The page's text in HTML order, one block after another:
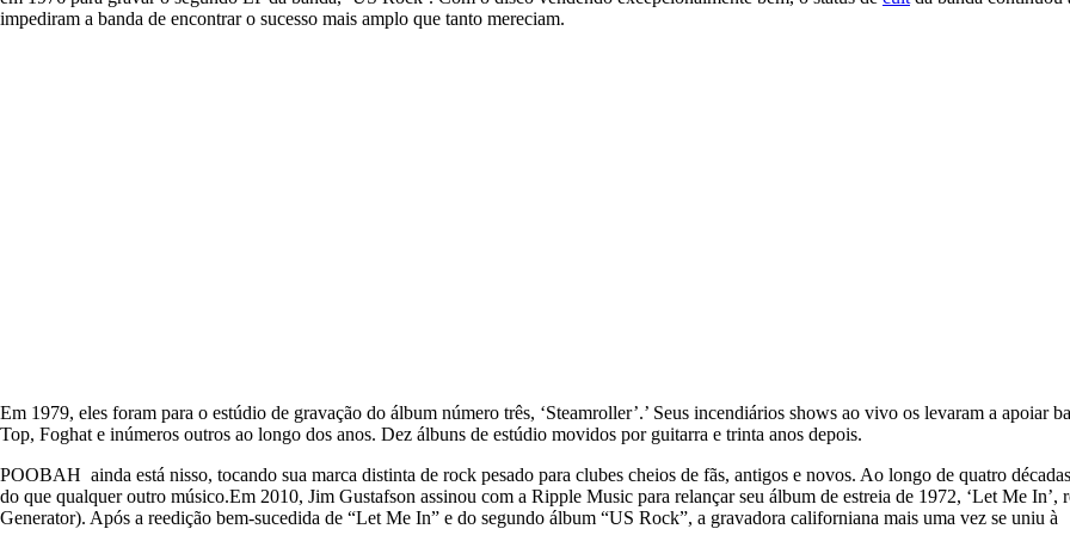
impediram a banda de encontrar o sucesso mais amplo que tanto mereciam.
Em 1979, eles foram para o estúdio de gravação do álbum número três, ‘Steamroller’.’ Seus incendiários shows ao vivo os levaram a apoiar
Top, Foghat e inúmeros outros ao longo dos anos. Dez álbuns de estúdio movidos por guitarra e trinta anos depois.
POOBAH ainda está nisso, tocando sua marca distinta de rock pesado para clubes cheios de fãs, antigos e novos. Ao longo de quatro
do que qualquer outro músico.Em 2010, Jim Gustafson assinou com a Ripple Music para relançar seu álbum de estreia de 1972, ‘Let Me
Generator). Após a reedição bem-sucedida de “Let Me In” e do segundo álbum “US Rock”, a gravadora californiana mais uma vez se uniu à